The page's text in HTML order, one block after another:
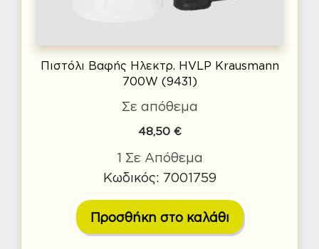
Πιστόλι Βαφής Ηλεκτρ. HVLP Krausmann
700W (9431)
Σε απόθεμα
48,50 €
1 Σε Απόθεμα
Κωδικός: 7001759
Προσθήκη στο καλάθι